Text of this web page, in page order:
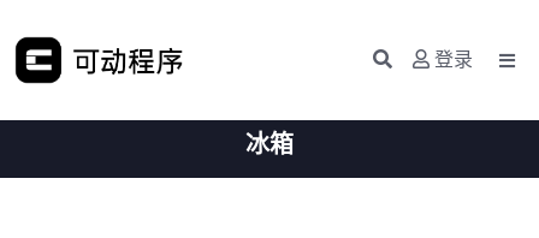
登录
冰箱